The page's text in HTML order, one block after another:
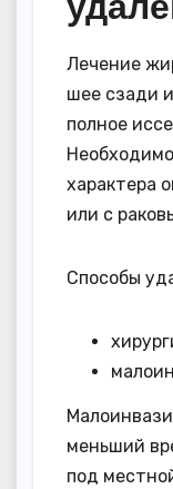
Лечение
шее сзади
полное
характера
или с
Способы
меньший
под